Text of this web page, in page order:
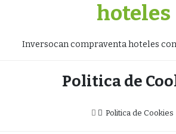
hoteles
Inversocan compraventa hoteles
Politica de
Politica de Cookies